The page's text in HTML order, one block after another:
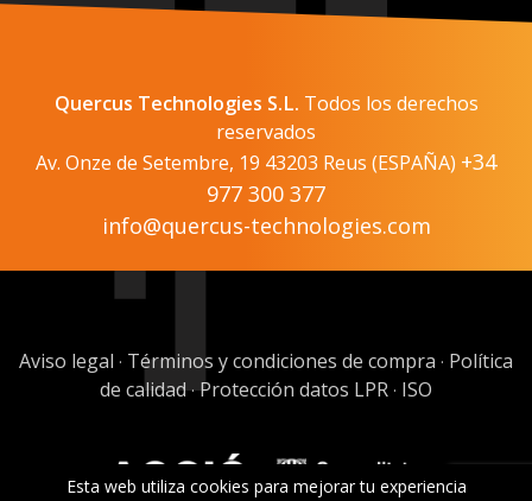
Quercus Technologies S.L. Todos los derechos
reservados
Av. Onze de Setembre, 19 43203 Reus (ESPAÑA) +34
977 300 377
info@quercus-technologies.com
Aviso legal · Términos y condiciones de compra · Política
de calidad·Protección datos LPR · ISO
Esta web utiliza cookies para mejorar tu experiencia